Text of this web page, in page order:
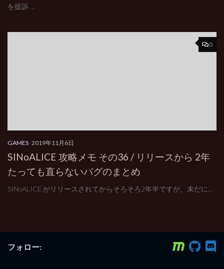
を提訴 ...
0
GAMES 2019年11月6日
SINoALICE 攻略メモ その36 / リリースから 2年
たっても直らないバグのまとめ
SINoALICE がリリースされてからそろそろ2年半ですが、未だに...
フォロー: